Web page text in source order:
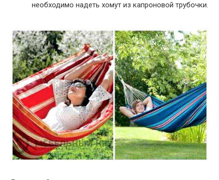
необходимо надеть хомут из капроновой трубочки.